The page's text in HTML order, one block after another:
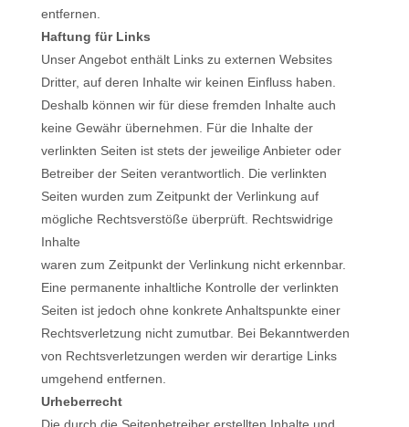
entfernen.
Haftung für Links
Unser Angebot enthält Links zu externen Websites
Dritter, auf deren Inhalte wir keinen Einfluss haben.
Deshalb können wir für diese fremden Inhalte auch
keine Gewähr übernehmen. Für die Inhalte der
verlinkten Seiten ist stets der jeweilige Anbieter oder
Betreiber der Seiten verantwortlich. Die verlinkten
Seiten wurden zum Zeitpunkt der Verlinkung auf
mögliche Rechtsverstöße überprüft. Rechtswidrige
Inhalte
waren zum Zeitpunkt der Verlinkung nicht erkennbar.
Eine permanente inhaltliche Kontrolle der verlinkten
Seiten ist jedoch ohne konkrete Anhaltspunkte einer
Rechtsverletzung nicht zumutbar. Bei Bekanntwerden
von Rechtsverletzungen werden wir derartige Links
umgehend entfernen.
Urheberrecht